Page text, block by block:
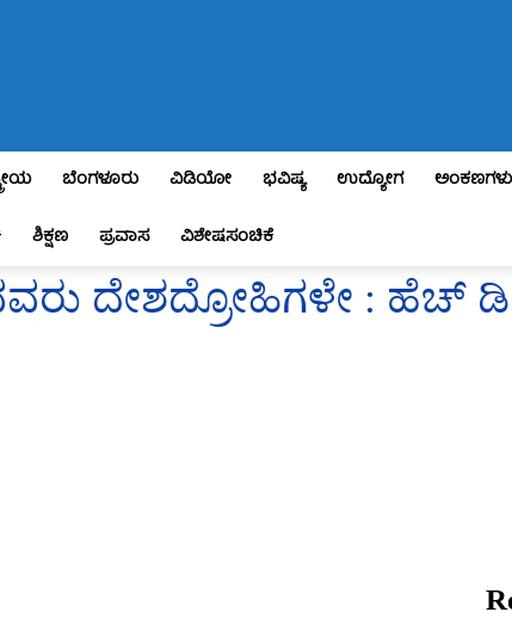
ಬೆಂಗಳೂರು ವಿಡಿಯೋ ಭವಿಷ್ಯ ಉದ್ಯೋಗ ಅಂಕಣಗಳು
ಶಿಕ್ಷಣ ಪ್ರವಾಸ ವಿಶೇಷಸಂಚಿಕೆ
ದೇಶದ್ರೋಹಿಗಳೇ : ಹೆಚ್